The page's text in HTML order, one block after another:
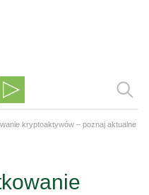
kryptoaktywów – poznaj aktualne